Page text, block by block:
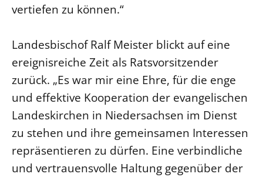
vertiefen zu können.“
Landesbischof Ralf Meister blickt auf eine
ereignisreiche Zeit als Ratsvorsitzender
zurück. „Es war mir eine Ehre, für die enge
und effektive Kooperation der evangelischen
Landeskirchen in Niedersachsen im Dienst
zu stehen und ihre gemeinsamen Interessen
repräsentieren zu dürfen. Eine verbindliche
und vertrauensvolle Haltung gegenüber der